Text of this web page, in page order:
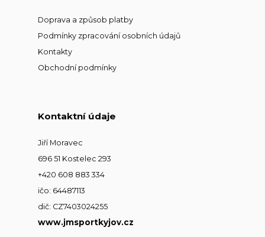
Doprava a způsob platby
Podmínky zpracování osobních údajů
Kontakty
Obchodní podmínky
Kontaktní údaje
Jiří Moravec
696 51 Kostelec 293
+420 608 883 334
ičo: 64487113
dič: CZ7403024255
www.jmsportkyjov.cz